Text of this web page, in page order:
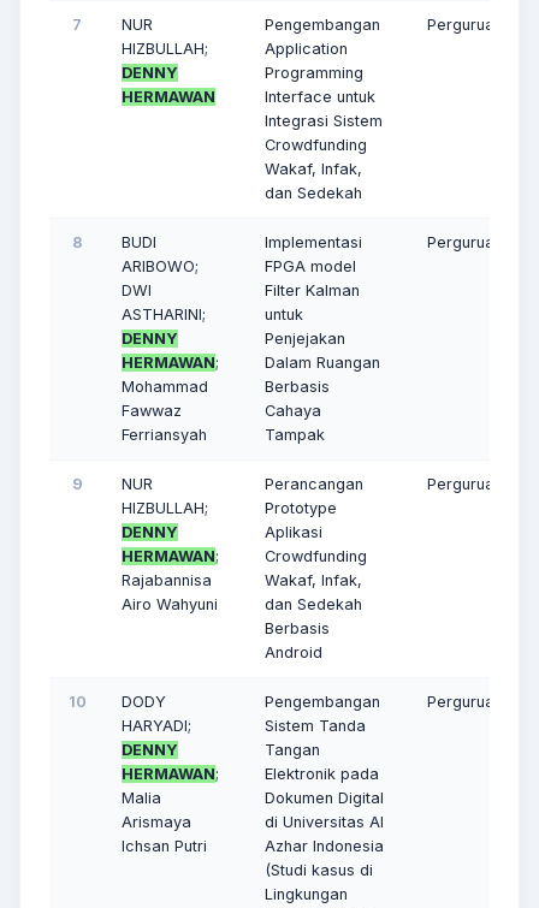
7
NUR
HIZBULLAH;
DENNY
HERMAWAN
Pengembangan
Application
Programming
Interface untuk
Integrasi Sistem
Crowdfunding
Wakaf, Infak,
dan Sedekah
Perguruan
8
BUDI
ARIBOWO;
DWI
ASTHARINI;
DENNY
HERMAWAN;
Mohammad
Fawwaz
Ferriansyah
Implementasi
FPGA model
Filter Kalman
untuk
Penjejakan
Dalam Ruangan
Berbasis
Cahaya
Tampak
Perguruan
9
NUR
HIZBULLAH;
DENNY
HERMAWAN;
Rajabannisa
Airo Wahyuni
Perancangan
Prototype
Aplikasi
Crowdfunding
Wakaf, Infak,
dan Sedekah
Berbasis
Android
Perguruan
10
DODY
HARYADI;
DENNY
HERMAWAN;
Malia
Arismaya
Ichsan Putri
Pengembangan
Sistem Tanda
Tangan
Elektronik pada
Dokumen Digital
di Universitas Al
Azhar Indonesia
(Studi kasus di
Lingkungan
Perguruan